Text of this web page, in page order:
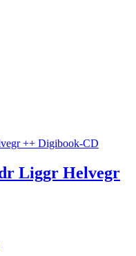
Liggr Helvegr